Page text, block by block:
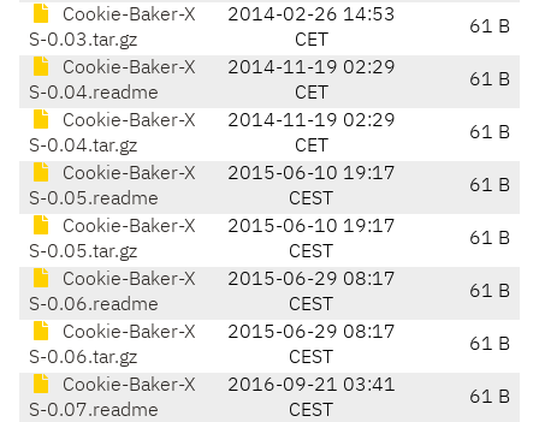
Cookie-Baker-X
S-0.03.tar.gz
2014-02-26 14:53
CET
61 B
Cookie-Baker-X
S-0.04.readme
2014-11-19 02:29
CET
61 B
Cookie-Baker-X
S-0.04.tar.gz
2014-11-19 02:29
CET
61 B
Cookie-Baker-X
S-0.05.readme
2015-06-10 19:17
CEST
61 B
Cookie-Baker-X
S-0.05.tar.gz
2015-06-10 19:17
CEST
61 B
Cookie-Baker-X
S-0.06.readme
2015-06-29 08:17
CEST
61 B
Cookie-Baker-X
S-0.06.tar.gz
2015-06-29 08:17
CEST
61 B
Cookie-Baker-X
S-0.07.readme
2016-09-21 03:41
CEST
61 B